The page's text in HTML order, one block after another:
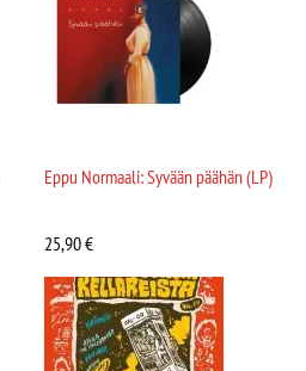
Eppu Normaali: Syvään päähän (LP)
25,90€